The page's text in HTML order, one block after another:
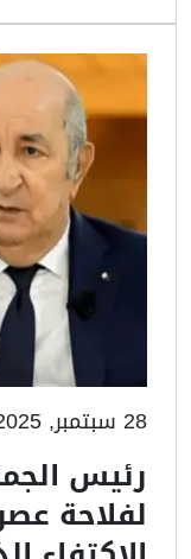
28 سبتمبر, 2025
رئيس
لفلاحة